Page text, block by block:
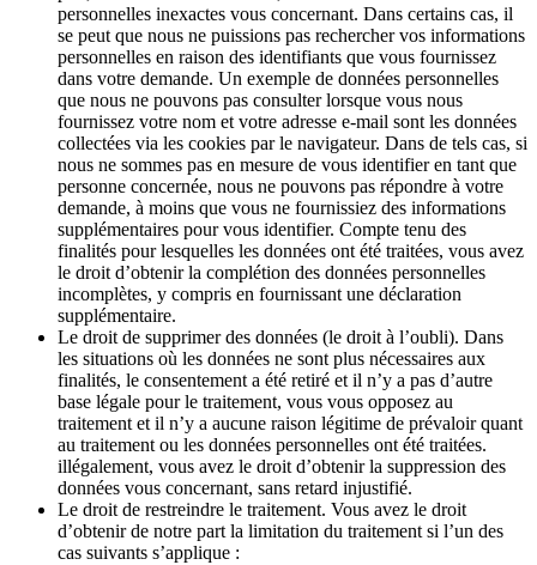
personnelles inexactes vous concernant. Dans certains cas, il
se peut que nous ne puissions pas rechercher vos informations
personnelles en raison des identifiants que vous fournissez
dans votre demande. Un exemple de données personnelles
que nous ne pouvons pas consulter lorsque vous nous
fournissez votre nom et votre adresse e-mail sont les données
collectées via les cookies par le navigateur. Dans de tels cas, si
nous ne sommes pas en mesure de vous identifier en tant que
personne concernée, nous ne pouvons pas répondre à votre
demande, à moins que vous ne fournissiez des informations
supplémentaires pour vous identifier. Compte tenu des
finalités pour lesquelles les données ont été traitées, vous avez
le droit d’obtenir la complétion des données personnelles
incomplètes, y compris en fournissant une déclaration
supplémentaire.
Le droit de supprimer des données (le droit à l’oubli). Dans
les situations où les données ne sont plus nécessaires aux
finalités, le consentement a été retiré et il n’y a pas d’autre
base légale pour le traitement, vous vous opposez au
traitement et il n’y a aucune raison légitime de prévaloir quant
au traitement ou les données personnelles ont été traitées.
illégalement, vous avez le droit d’obtenir la suppression des
données vous concernant, sans retard injustifié.
Le droit de restreindre le traitement. Vous avez le droit
d’obtenir de notre part la limitation du traitement si l’un des
cas suivants s’applique :